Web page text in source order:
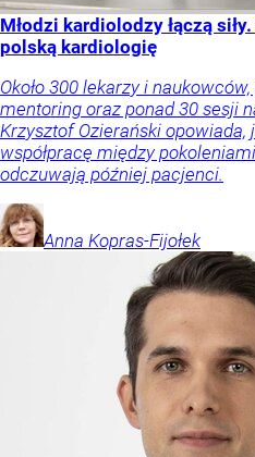
Młodzi kardiolodzy łączą
polską kardiologię
Około 300 lekarzy i
mentoring oraz ponad 30 sesji
Krzysztof Ozierański opowiada,
współpracę między
odczuwają później pacjenci.
Anna Kopras-Fijołek